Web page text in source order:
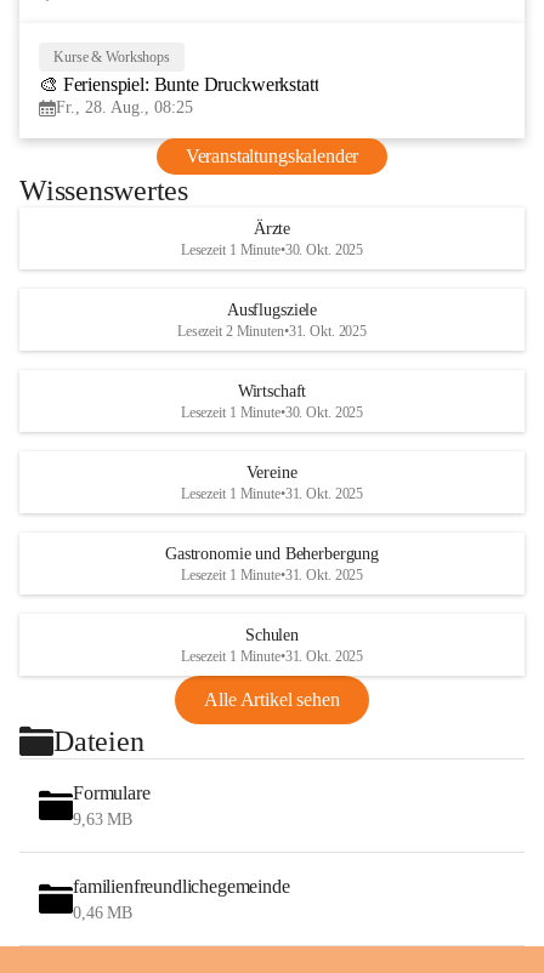
Kurse & Workshops
🎨 Ferienspiel: Bunte Druckwerkstatt
Fr., 28. Aug., 08:25
Veranstaltungskalender
Wissenswertes
Ärzte
Lesezeit 1 Minute•30. Okt. 2025
Ausflugsziele
Lesezeit 2 Minuten•31. Okt. 2025
Wirtschaft
Lesezeit 1 Minute•30. Okt. 2025
Vereine
Lesezeit 1 Minute•31. Okt. 2025
Gastronomie und Beherbergung
Lesezeit 1 Minute•31. Okt. 2025
Schulen
Lesezeit 1 Minute•31. Okt. 2025
Alle Artikel sehen
Dateien
Formulare
9,63 MB
familienfreundlichegemeinde
0,46 MB